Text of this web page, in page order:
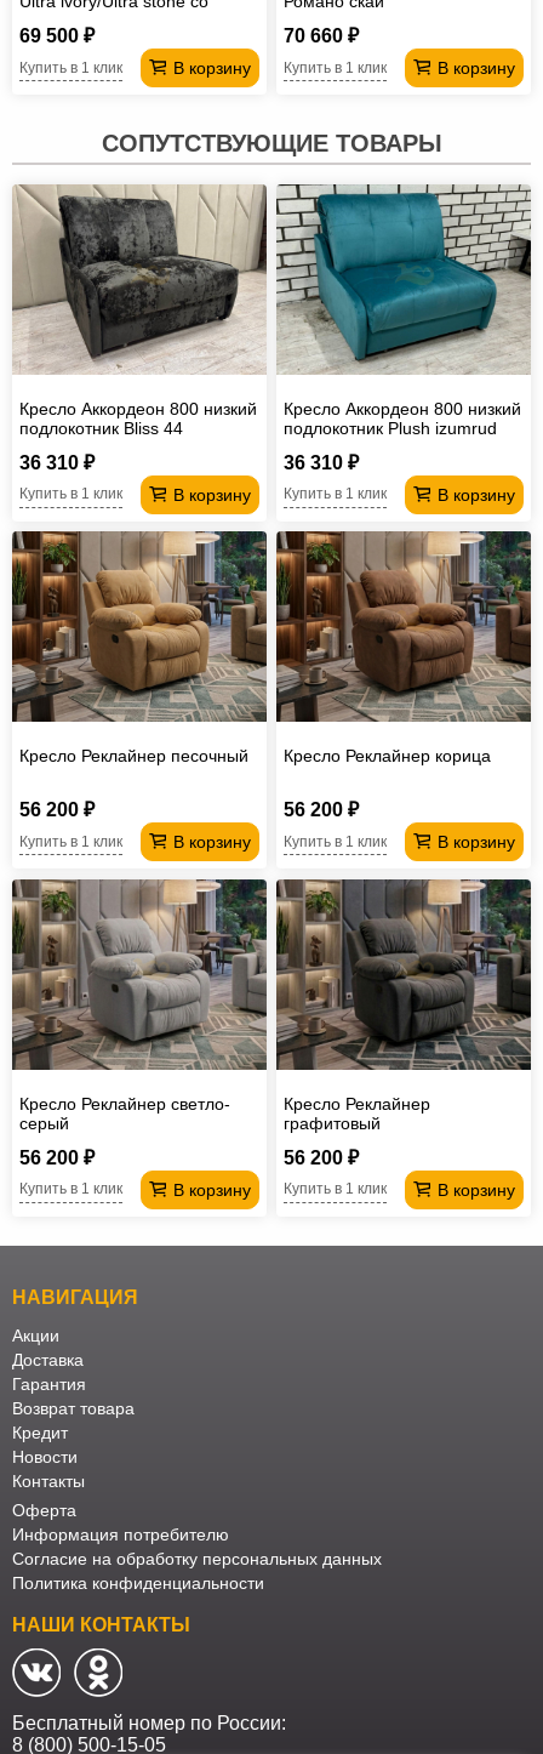
69 500 ₽
В корзину
Купить в 1 клик
70 660 ₽
В корзину
Купить в 1 клик
СОПУТСТВУЮЩИЕ ТОВАРЫ
Кресло Аккордеон 800 низкий
подлокотник Вliss 44
36 310 ₽
В корзину
Купить в 1 клик
Кресло Аккордеон 800 низкий
подлокотник Plush izumrud
36 310 ₽
В корзину
Купить в 1 клик
Кресло Реклайнер песочный
56 200 ₽
В корзину
Купить в 1 клик
Кресло Реклайнер корица
56 200 ₽
В корзину
Купить в 1 клик
Кресло Реклайнер светло-
серый
56 200 ₽
В корзину
Купить в 1 клик
Кресло Реклайнер
графитовый
56 200 ₽
В корзину
Купить в 1 клик
НАВИГАЦИЯ
Акции
Доставка
Гарантия
Возврат товара
Кредит
Новости
Контакты
Оферта
Информация потребителю
Согласие на обработку персональных данных
Политика конфиденциальности
НАШИ КОНТАКТЫ
Бесплатный номер по России:
8 (800) 500-15-05